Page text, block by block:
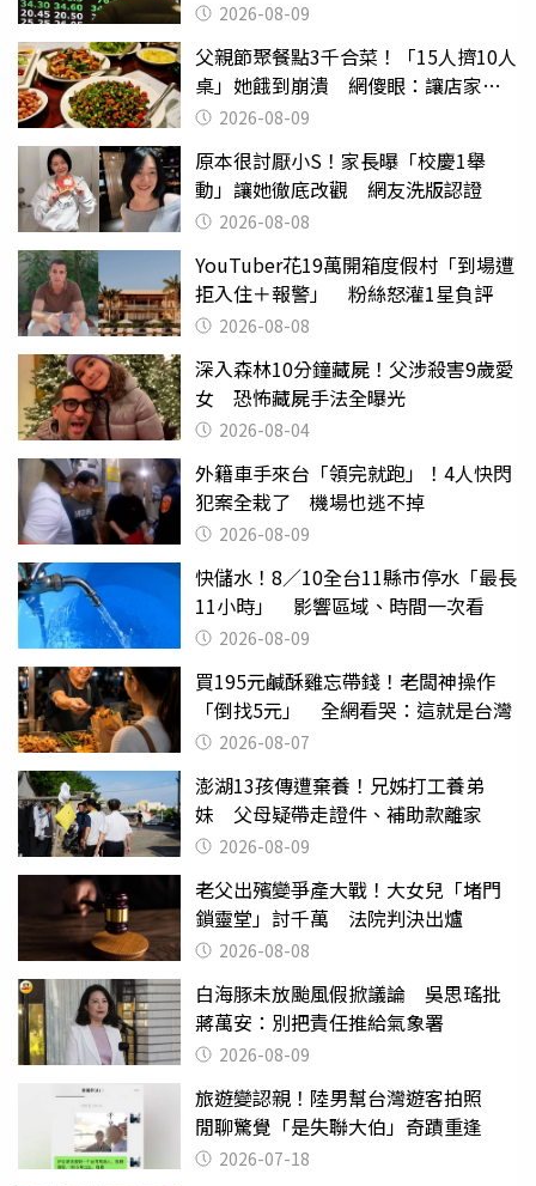
2026-08-09
父親節聚餐點3千合菜！「15人擠10人
桌」她餓到崩潰 網傻眼：讓店家看
笑話2026-08-09
原本很討厭小S！家長曝「校慶1舉
動」讓她徹底改觀 網友洗版認證
2026-08-08
YouTuber花19萬開箱度假村「到場遭
拒入住＋報警」 粉絲怒灌1星負評
2026-08-08
深入森林10分鐘藏屍！父涉殺害9歲愛
女 恐怖藏屍手法全曝光
2026-08-04
外籍車手來台「領完就跑」！4人快閃
犯案全栽了 機場也逃不掉
2026-08-09
快儲水！8／10全台11縣市停水「最長
11小時」 影響區域、時間一次看
2026-08-09
買195元鹹酥雞忘帶錢！老闆神操作
「倒找5元」 全網看哭：這就是台灣
2026-08-07
澎湖13孩傳遭棄養！兄姊打工養弟
妹 父母疑帶走證件、補助款離家
2026-08-09
老父出殯變爭產大戰！大女兒「堵門
鎖靈堂」討千萬 法院判決出爐
2026-08-08
白海豚未放颱風假掀議論 吳思瑤批
蔣萬安：別把責任推給氣象署
2026-08-09
旅遊變認親！陸男幫台灣遊客拍照
閒聊驚覺「是失聯大伯」奇蹟重逢
2026-07-18